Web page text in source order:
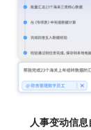
人事变动信